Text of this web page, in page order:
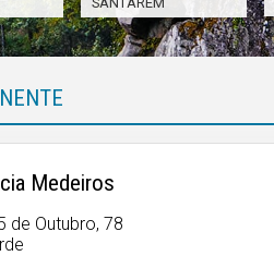
Medeiros
de Outubro, 78